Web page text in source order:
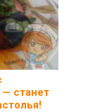
станет